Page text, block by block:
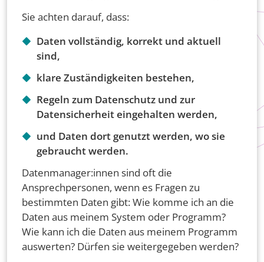
Sie achten darauf, dass:
Daten vollständig, korrekt und aktuell
sind,
klare Zuständigkeiten bestehen,
Regeln zum Datenschutz und zur
Datensicherheit eingehalten werden,
und Daten dort genutzt werden, wo sie
gebraucht werden.
Datenmanager:innen sind oft die
Ansprechpersonen, wenn es Fragen zu
bestimmten Daten gibt: Wie komme ich an die
Daten aus meinem System oder Programm?
Wie kann ich die Daten aus meinem Programm
auswerten? Dürfen sie weitergegeben werden?